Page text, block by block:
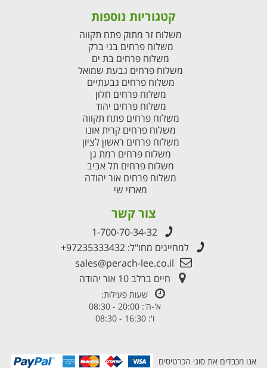
קטגוריות נוספות
משלוח זר מתוק פתח תקווה
משלוח פרחים בני ברק
משלוח פרחים בת ים
משלוח פרחים גבעת שמואל
משלוח פרחים גבעתיים
משלוח פרחים חלון
משלוח פרחים יהוד
משלוח פרחים פתח תקווה
משלוח פרחים קרית אונו
משלוח פרחים ראשון לציון
משלוח פרחים רמת גן
משלוח פרחים תל אביב
משלוח פרחים אור יהודה
מארזי שי
צור קשר
1-700-70-34-32
למחייגים מחו"ל:+97235333432
sales@perach-lee.co.il
חיים ברלב 10 אור יהודה
שעות פעילות:
א'-ה': 20:00 - 08:30
ו': 16:30 - 08:30
אנו מכבדים את סוגי הכרטיסים